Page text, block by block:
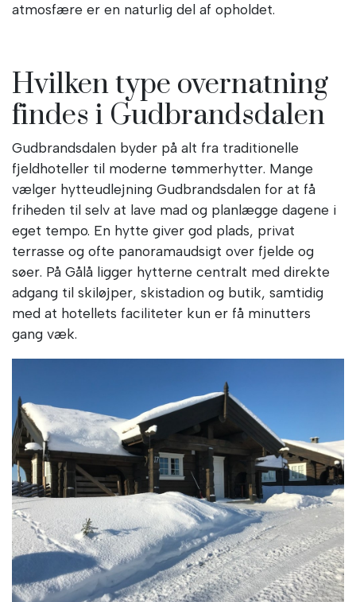
atmosfære er en naturlig del af opholdet.
Hvilken type overnatning
findes i Gudbrandsdalen
Gudbrandsdalen byder på alt fra traditionelle
fjeldhoteller til moderne tømmerhytter. Mange
vælger hytteudlejning Gudbrandsdalen for at få
friheden til selv at lave mad og planlægge dagene i
eget tempo. En hytte giver god plads, privat
terrasse og ofte panoramaudsigt over fjelde og
søer. På Gålå ligger hytterne centralt med direkte
adgang til skiløjper, skistadion og butik, samtidig
med at hotellets faciliteter kun er få minutters
gang væk.